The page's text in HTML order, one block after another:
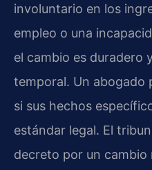
involuntario en los
empleo o una
el cambio es duradero
temporal. Un abogado
si sus hechos
estándar legal. El
decreto por un